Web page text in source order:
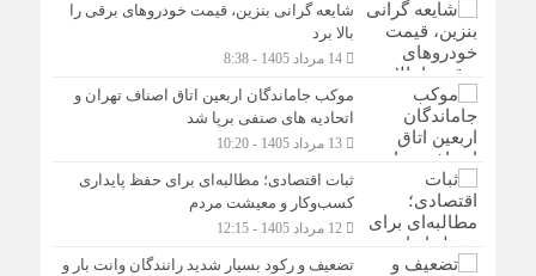
شایعه گرانی بنزین، قیمت خودروهای برقی را
بالا برد
14 مرداد 1405 - 8:38
موکب جاماندگان اربعین اتاق اصناف تهران و
اتحادیه های صنفی برپا شد
13 مرداد 1405 - 10:20
ثبات اقتصادی؛ مطالبه‌ای برای حفظ پایداری
کسب‌وکار و معیشت مردم
12 مرداد 1405 - 12:15
تضعیف و رکود بسیار شدید رانندگان وانت بار و